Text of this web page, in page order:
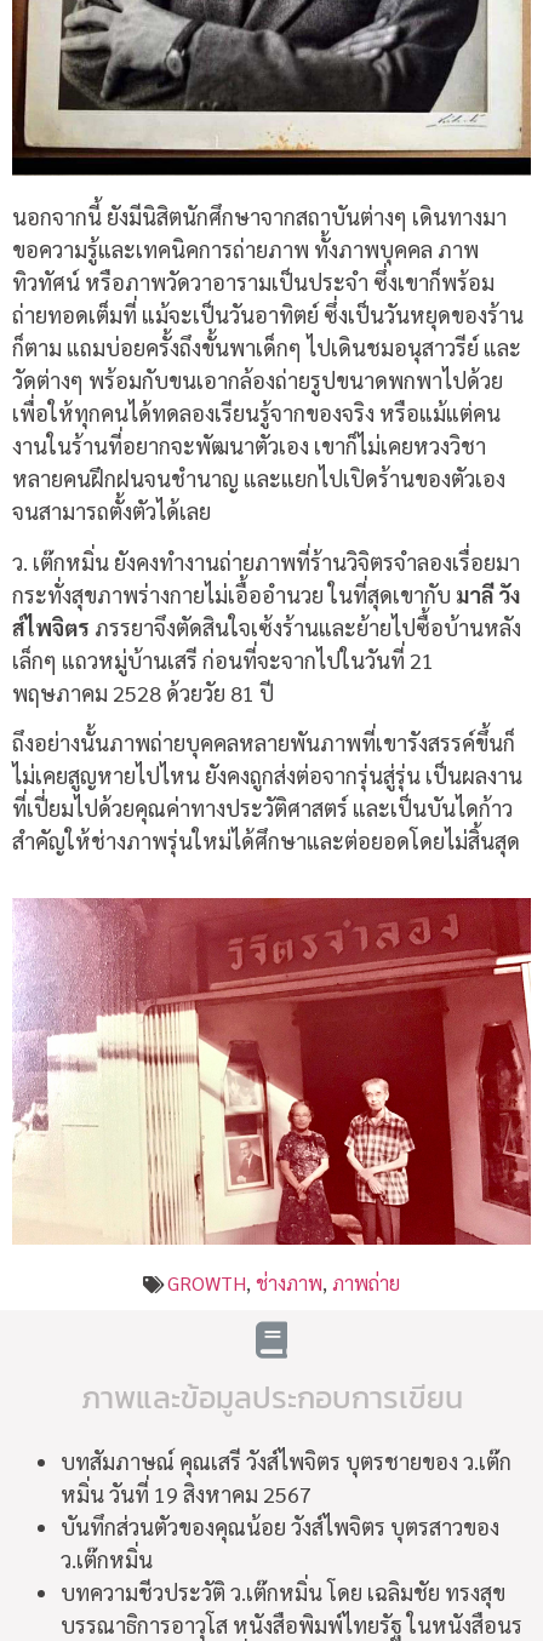
นอกจากนี้ ยังมีนิสิตนักศึกษาจากสถาบันต่างๆ เดินทางมา
ขอความรู้และเทคนิคการถ่ายภาพ ทั้งภาพบุคคล ภาพ
ทิวทัศน์ หรือภาพวัดวาอารามเป็นประจำ ซึ่งเขาก็พร้อม
ถ่ายทอดเต็มที่ แม้จะเป็นวันอาทิตย์ ซึ่งเป็นวันหยุดของร้าน
ก็ตาม แถมบ่อยครั้งถึงขั้นพาเด็กๆ ไปเดินชมอนุสาวรีย์ และ
วัดต่างๆ พร้อมกับขนเอากล้องถ่ายรูปขนาดพกพาไปด้วย
เพื่อให้ทุกคนได้ทดลองเรียนรู้จากของจริง หรือแม้แต่คน
งานในร้านที่อยากจะพัฒนาตัวเอง เขาก็ไม่เคยหวงวิชา
หลายคนฝึกฝนจนชำนาญ และแยกไปเปิดร้านของตัวเอง
จนสามารถตั้งตัวได้เลย
ว เต๊กหมิ่น ยังคงทำงานถ่ายภาพที่ร้านวิจิตรจำลองเรื่อยมา
กระทั่งสุขภาพร่างกายไม่เอื้ออำนวย ในที่สุดเขากับ มาลี วัง
ส์ไพจิตร ภรรยาจึงตัดสินใจเซ้งร้านและย้ายไปซื้อบ้านหลัง
เล็กๆ แถวหมู่บ้านเสรี ก่อนที่จะจากไปในวันที่ 21
พฤษภาคม 2528 ด้วยวัย 81 ปี
ถึงอย่างนั้นภาพถ่ายบุคคลหลายพันภาพที่เขารังสรรค์ขึ้นก็
ไม่เคยสูญหายไปไหน ยังคงถูกส่งต่อจากรุ่นสู่รุ่น เป็นผลงาน
ที่เปี่ยมไปด้วยคุณค่าทางประวัติศาสตร์ และเป็นบันไดก้าว
สำคัญให้ช่างภาพรุ่นใหม่ได้ศึกษาและต่อยอดโดยไม่สิ้นสุด
GROWTH, ช่างภาพ, ภาพถ่าย
ภาพและข้อมูลประกอบการเขียน
บทสัมภาษณ์ คุณเสรี วังส์ไพจิตร บุตรชายของ ว.เต๊ก
หมิ่น วันที่ 19 สิงหาคม 2567
บันทึกส่วนตัวของคุณน้อย วังส์ไพจิตร บุตรสาวของ
ว.เต๊กหมิ่น
บทความชีวประวัติ ว.เต๊กหมิ่น โดย เฉลิมชัย ทรงสุข
บรรณาธิการอาวุโส หนังสือพิมพ์ไทยรัฐ ในหนังสือนร